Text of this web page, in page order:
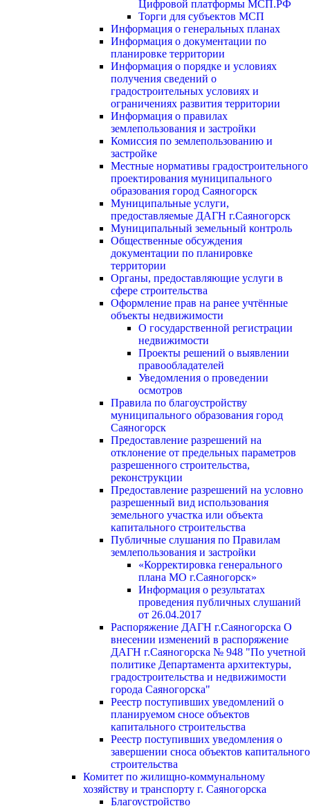
Цифровой платформы МСП.РФ
Торги для субъектов МСП
Информация о генеральных планах
Информация о документации по
планировке территории
Информация о порядке и условиях
получения сведений о
градостроительных условиях и
ограничениях развития территории
Информация о правилах
землепользования и застройки
Комиссия по землепользованию и
застройке
Местные нормативы градостроительного
проектирования муниципального
образования город Саяногорск
Муниципальные услуги,
предоставляемые ДАГН г.Саяногорск
Муниципальный земельный контроль
Общественные обсуждения
документации по планировке
территории
Органы, предоставляющие услуги в
сфере строительства
Оформление прав на ранее учтённые
объекты недвижимости
О государственной регистрации
недвижимости
Проекты решений о выявлении
правообладателей
Уведомления о проведении
осмотров
Правила по благоустройству
муниципального образования город
Саяногорск
Предоставление разрешений на
отклонение от предельных параметров
разрешенного строительства,
реконструкции
Предоставление разрешений на условно
разрешенный вид использования
земельного участка или объекта
капитального строительства
Публичные слушания по Правилам
землепользования и застройки
«Корректировка генерального
плана МО г.Саяногорск»
Информация о результатах
проведения публичных слушаний
от 26.04.2017
Распоряжение ДАГН г.Саяногорска О
внесении изменений в распоряжение
ДАГН г.Саяногорска № 948 "По учетной
политике Департамента архитектуры,
градостроительства и недвижимости
города Саяногорска"
Реестр поступивших уведомлений о
планируемом сносе объектов
капитального строительства
Реестр поступивших уведомления о
завершении сноса объектов капитального
строительства
Комитет по жилищно-коммунальному
хозяйству и транспорту г. Саяногорска
Благоустройство